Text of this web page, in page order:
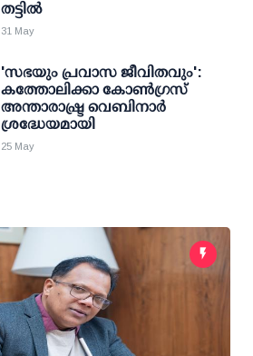
തട്ടിൽ
31 May
'സഭയും പ്രവാസ ജീവിതവും':
കത്തോലിക്കാ കോൺഗ്രസ്
അന്താരാഷ്ട്ര വെബിനാർ
ശ്രദ്ധേയമായി
25 May